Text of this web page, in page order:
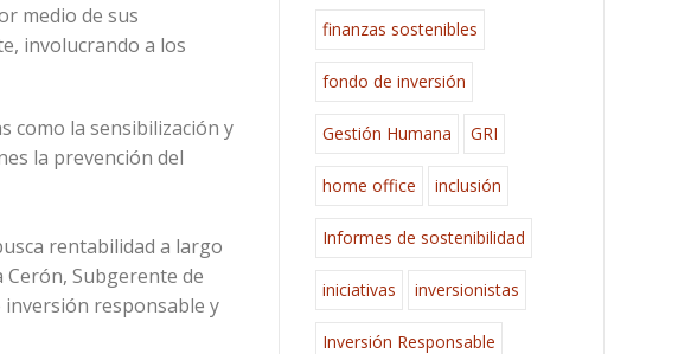
medio de sus
involucrando a los
como la sensibilización y
la prevención del
rentabilidad a largo
Subgerente de
inversión responsable y
finanzas sostenibles
fondo de inversión
Gestión Humana GRI
home office inclusión
Informes de sostenibilidad
iniciativas inversionistas
Inversión Responsable